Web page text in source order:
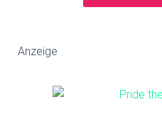
Anzeige